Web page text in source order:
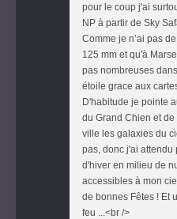
pour le coup j'ai
NP à partir de Sky
Comme je n’ai pas
125 mm et qu'à
pas nombreuses
étoile grace aux
D'habitude je pointe
du Grand Chien et
ville les galaxies du
pas, donc j'ai attendu
d'hiver en milieu de
accessibles à mon
de bonnes Fêtes ! Et
feu ...<br />